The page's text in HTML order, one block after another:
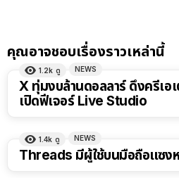
คุณอาจชอบเรื่องราวเหล่านี้
1.2k ดู NEWS
X ทุ่มงบล้านดอลลาร์ ดึงครีเอ
เปิดฟีเจอร์ Live Studio
1.4k ดู NEWS
Threads มีผู้ใช้บนมือถือแซง